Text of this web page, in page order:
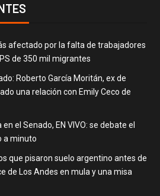
afectado por la falta de trabajadores
de 350 mil migrantes
Roberto García Moritán, ex de
una relación con Emily Ceco de
el Senado, EN VIVO: se debate el
a minuto
que pisaron suelo argentino antes de
de Los Andes en mula y una misa